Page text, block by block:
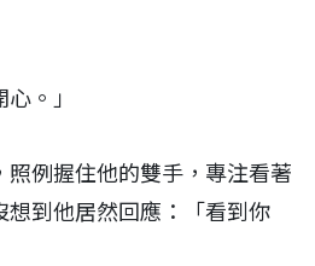
心。」
照例握住他的雙手，專注看著
想到他居然回應：「看到你